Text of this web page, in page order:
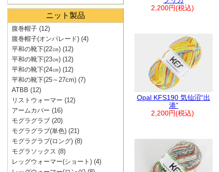
2,200円(税込)
Opal KFS190 気仙沼“出
港”
2,200円(税込)
ニット製品
腹巻帽子 (12)
腹巻帽子(オンパレード) (4)
平和の靴下(22㎝) (12)
平和の靴下(23㎝) (12)
平和の靴下(24㎝) (12)
平和の靴下(25～27cm) (7)
ATBB (12)
リストウォーマー (12)
アームカバー (16)
モグラグラブ (20)
モグラグラブ(単色) (21)
モグラグラブ(ロング) (8)
モグラソックス (8)
レッグウォーマー(ショート) (4)